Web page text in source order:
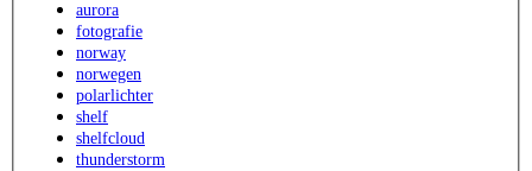
aurora
fotografie
norway
norwegen
polarlichter
shelf
shelfcloud
thunderstorm